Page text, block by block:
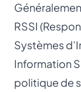
RSSI
Systèmes
Information
politique de